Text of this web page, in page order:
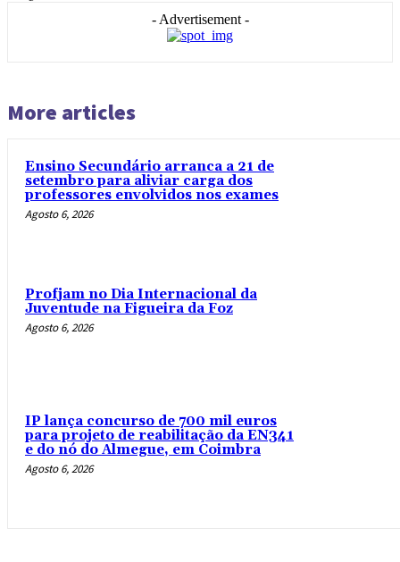
- Advertisement -
More articles
Ensino Secundário arranca a 21 de
setembro para aliviar carga dos
professores envolvidos nos exames
Agosto 6, 2026
Profjam no Dia Internacional da
Juventude na Figueira da Foz
Agosto 6, 2026
IP lança concurso de 700 mil euros
para projeto de reabilitação da EN341
e do nó do Almegue, em Coimbra
Agosto 6, 2026